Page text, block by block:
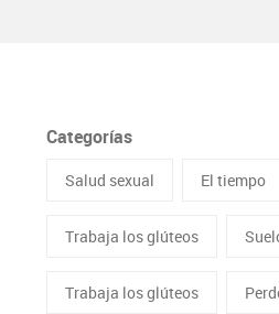
Categorías
Salud sexual El tiempo
Trabaja los glúteos
Trabaja los glúteos